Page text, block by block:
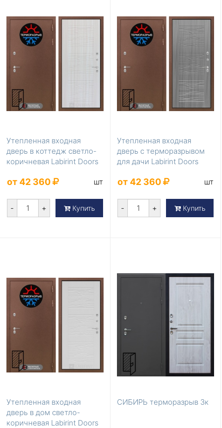
Утепленная входная
дверь в коттедж светло-
коричневая Labirint Doors
от 42 360 шт
- + Купить
Утепленная входная
дверь с терморазрывом
для дачи Labirint Doors
от 42 360 шт
- + Купить
Утепленная входная
дверь в дом светло-
коричневая Labirint Doors
СИБИРЬ терморазрыв 3к